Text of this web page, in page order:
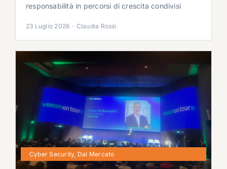
responsabilità in percorsi di crescita condivisi
23 Luglio 2026 · Claudia Rossi
Cyber Security, Dal Mercato